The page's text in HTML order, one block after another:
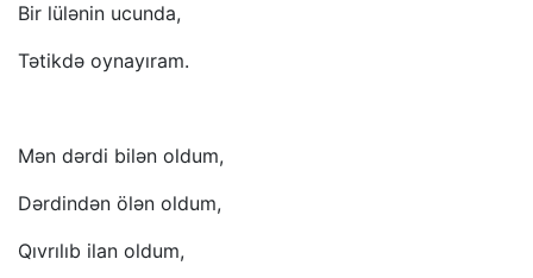
Bir lülənin ucunda,
Tətikdə oynayıram.
Mən dərdi bilən oldum,
Dərdindən ölən oldum,
Qıvrılıb ilan oldum,